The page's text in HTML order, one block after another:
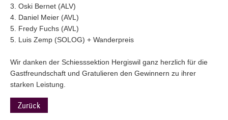
3. Oski Bernet (ALV)
4. Daniel Meier (AVL)
5. ⁠Fredy Fuchs (AVL)
5. Luis Zemp (SOLOG) + Wanderpreis
Wir danken der Schiesssektion Hergiswil ganz herzlich für die
Gastfreundschaft und Gratulieren den Gewinnern zu ihrer
starken Leistung.
Zurück